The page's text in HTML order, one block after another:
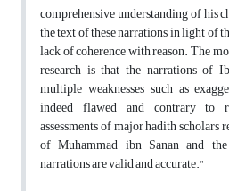
comprehensive understanding of his
the text of these narrations in light of
lack of coherence with reason. The
research is that the narrations of
multiple weaknesses such as
indeed flawed and contrary to
assessments of major hadith scholars
of Muhammad ibn Sanan and
narrations are valid and accurate."